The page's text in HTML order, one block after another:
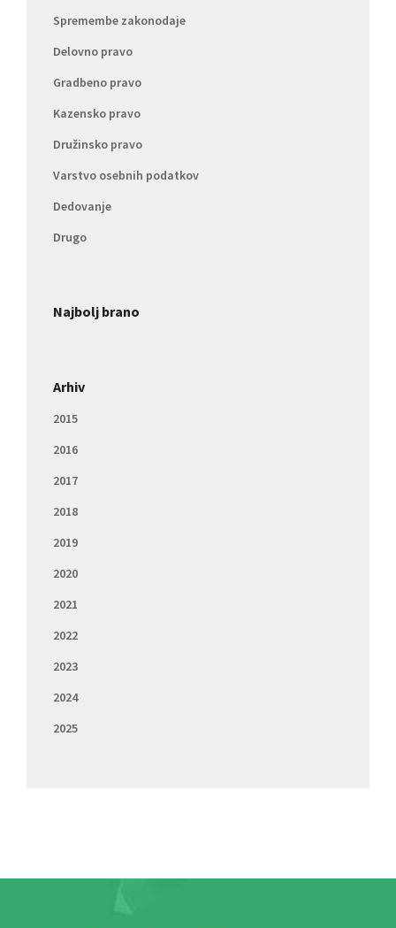
Spremembe zakonodaje
Delovno pravo
Gradbeno pravo
Kazensko pravo
Družinsko pravo
Varstvo osebnih podatkov
Dedovanje
Drugo
Najbolj brano
Arhiv
2015
2016
2017
2018
2019
2020
2021
2022
2023
2024
2025